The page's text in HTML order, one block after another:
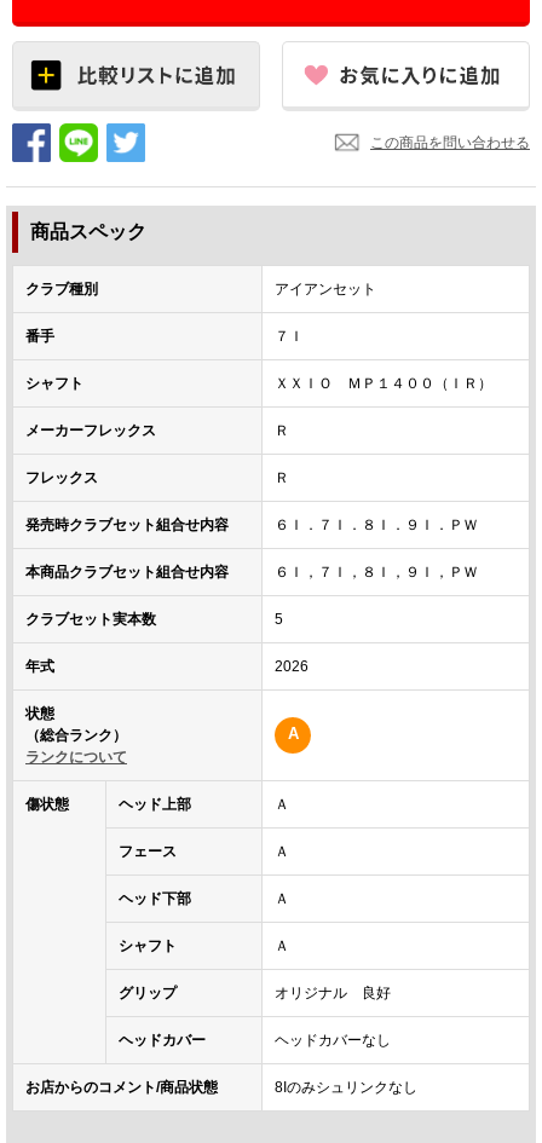
この商品を問い合わせる
商品スペック
クラブ種別 アイアンセット
番手 ７Ｉ
シャフト ＸＸＩＯ ＭＰ１４００（ＩＲ）
メーカーフレックス Ｒ
フレックス Ｒ
発売時クラブセット組合せ内容 ６Ｉ．７Ｉ．８Ｉ．９Ｉ．ＰＷ
本商品クラブセット組合せ内容 ６Ｉ，７Ｉ，８Ｉ，９Ｉ，ＰＷ
クラブセット実本数 5
年式 2026
状態
（総合ランク）
ランクについて
A
傷状態 ヘッド上部 Ａ
フェース Ａ
ヘッド下部 Ａ
シャフト Ａ
グリップ オリジナル 良好
ヘッドカバー ヘッドカバーなし
お店からのコメント/商品状態 8Iのみシュリンクなし